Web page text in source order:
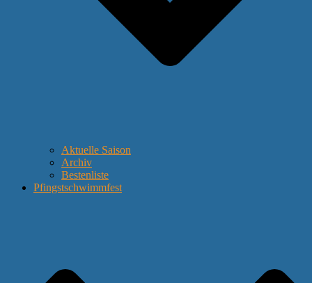
Aktuelle Saison
Archiv
Bestenliste
Pfingstschwimmfest